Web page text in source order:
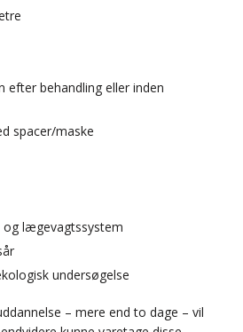
efter behandling eller inden
spacer/maske
og lægevagtssystem
undersøgelse
– mere end to dage – vil